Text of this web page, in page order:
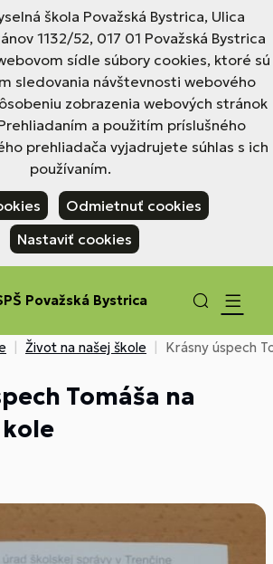
škola Považská Bystrica, Ulica
1132/52, 017 01 Považská Bystrica
sídle súbory cookies, ktoré sú
sledovania návštevnosti webového
zobrazenia webových stránok
a použitím príslušného
prehliadača vyjadrujete súhlas s ich
používaním.
Odmietnuť cookies
Nastaviť cookies
Považská Bystrica
Život na našej škole Krásny úspech
Tomáša na